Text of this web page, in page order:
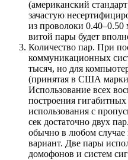
(американский
зачастую
из проволоки
витой пары будет
Количество пар. При
коммуникационных
тысяч, но для
(принятая в США
Использование всех
построения
использования с
сек достаточно двух
обычно в любом
вариант. Две пары
домофонов и систем